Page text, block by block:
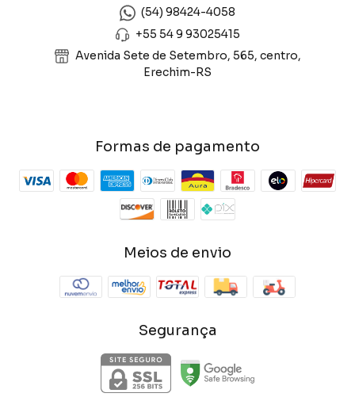
(54) 98424-4058
+55 54 9 93025415
Avenida Sete de Setembro, 565, centro,
Erechim-RS
Formas de pagamento
Meios de envio
Segurança